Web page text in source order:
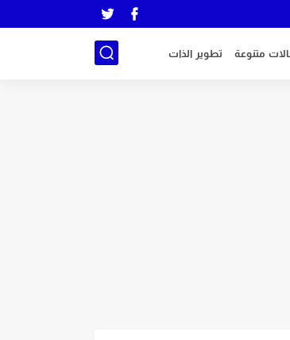
متنوعة تطوير الذات